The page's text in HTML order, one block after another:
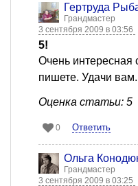
Гертруда
Грандмастер
3 сентября 2009 в 03:56
5!
Очень интересная
пишете. Удачи вам.
Оценка статьи: 5
0 Ответить
Ольга
Грандмастер
3 сентября 2009 в 03:25